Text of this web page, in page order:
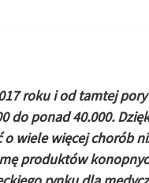
roku i od tamtej
do ponad 40.000.
wiele więcej chorób
produktów